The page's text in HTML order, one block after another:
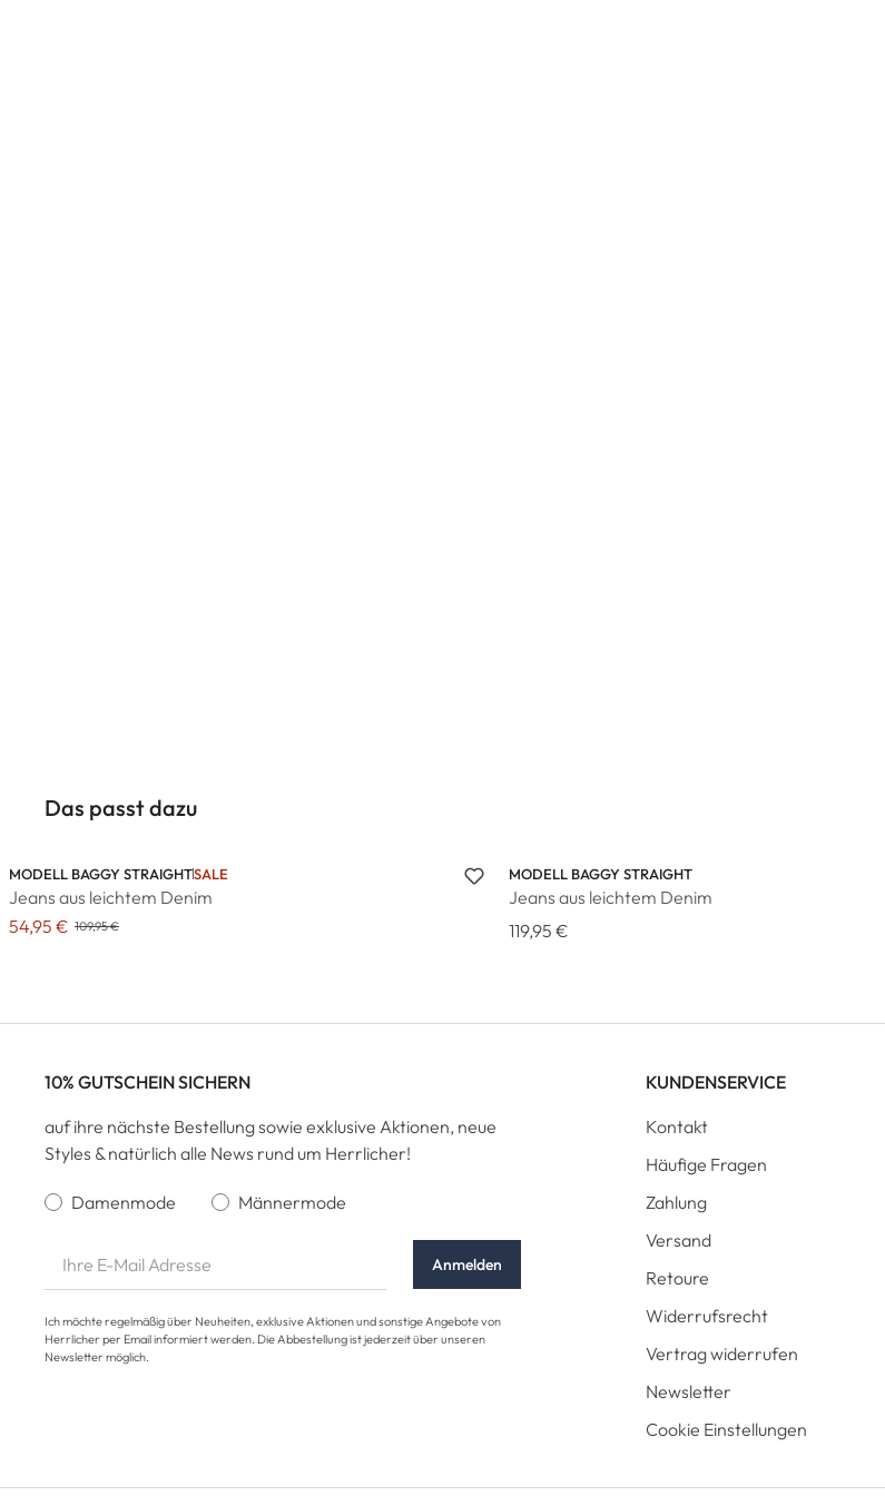
Das passt dazu
MODELL BAGGY STRAIGHTSALE
Jeans aus leichtem Denim
54,95 € 109,95 €
MODELL BAGGY STRAIGHT
Jeans aus leichtem Denim
119,95 €
10% GUTSCHEIN SICHERN
auf ihre nächste Bestellung sowie exklusive Aktionen, neue
Styles & natürlich alle News rund um Herrlicher!
Damenmode Männermode
Anmelden
Ich möchte regelmäßig über Neuheiten, exklusive Aktionen und sonstige Angebote von
Herrlicher per Email informiert werden. Die Abbestellung ist jederzeit über unseren
Newsletter möglich.
KUNDENSERVICE
Kontakt
Häufige Fragen
Zahlung
Versand
Retoure
Widerrufsrecht
Vertrag widerrufen
Newsletter
Cookie Einstellungen